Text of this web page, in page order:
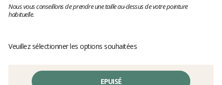
Nous vous conseillons de prendre une taille au-dessus de votre pointure
habituelle.
Veuillez sélectionner les options souhaitées
EPUISÉ